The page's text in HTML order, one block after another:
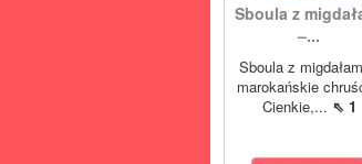
Sboula z
–...
Sboula z
marokańskie
Cienkie,... ⇖ 1